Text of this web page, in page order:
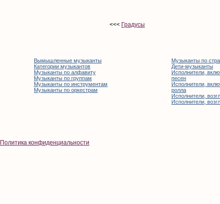
<<< Градусы
Вымышленные музыканты
Категории музыкантов
Музыканты по алфавиту
Музыканты по группам
Музыканты по инструментам
Музыканты по оркестрам
Музыканты по
Дети-музыканты
Исполнители,
песен
Исполнители,
ролла
Исполнители,
Исполнители,
Политика конфиденциальности